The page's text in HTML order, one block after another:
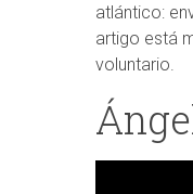
atlántico:
artigo está
voluntario.